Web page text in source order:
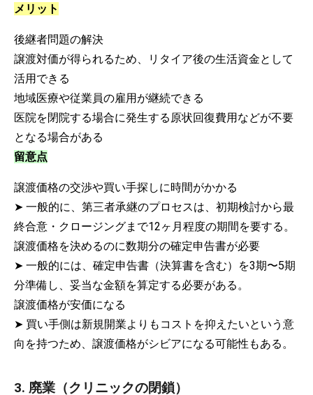
メリット
後継者問題の解決
譲渡対価が得られるため、リタイア後の生活資金として
活用できる
地域医療や従業員の雇用が継続できる
医院を閉院する場合に発生する原状回復費用などが不要
となる場合がある
留意点
譲渡価格の交渉や買い手探しに時間がかかる
➤ 一般的に、第三者承継のプロセスは、初期検討から最
終合意・クロージングまで12ヶ月程度の期間を要する。
譲渡価格を決めるのに数期分の確定申告書が必要
➤ 一般的には、確定申告書（決算書を含む）を3期〜5期
分準備し、妥当な金額を算定する必要がある。
譲渡価格が安価になる
➤ 買い手側は新規開業よりもコストを抑えたいという意
向を持つため、譲渡価格がシビアになる可能性もある。
3. 廃業（クリニックの閉鎖）